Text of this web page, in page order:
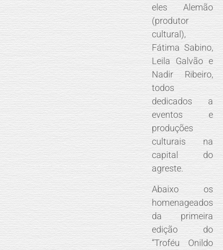
eles Alemão
(produtor
cultural),
Fátima Sabino,
Leila Galvão e
Nadir Ribeiro,
todos
dedicados a
eventos e
produções
culturais na
capital do
agreste.
Abaixo os
homenageados
da primeira
edição do
“Troféu Onildo